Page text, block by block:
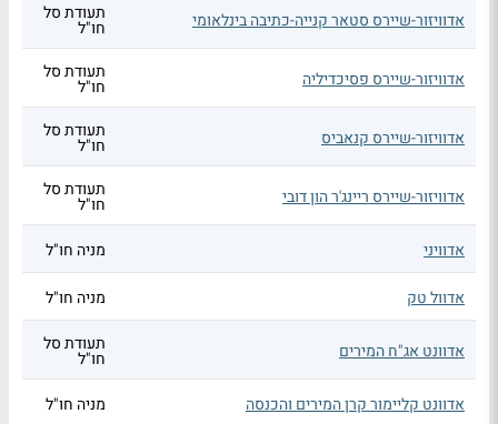
אדוויזור-שיירס סטאר קנייה-כתיבה בינלאומי תעודת סל
חו"ל
אדוויזור-שיירס פסיכדיליה תעודת סל
חו"ל
אדוויזור-שיירס קנאביס תעודת סל
חו"ל
אדוויזור-שיירס ריינג'ר הון דובי תעודת סל
חו"ל
אדוויני
מניה חו"ל
אדוול טק מניה חו"ל
אדוונט אג"ח המירים תעודת סל
חו"ל
אדוונט קליימור קרן המירים והכנסה
מניה חו"ל